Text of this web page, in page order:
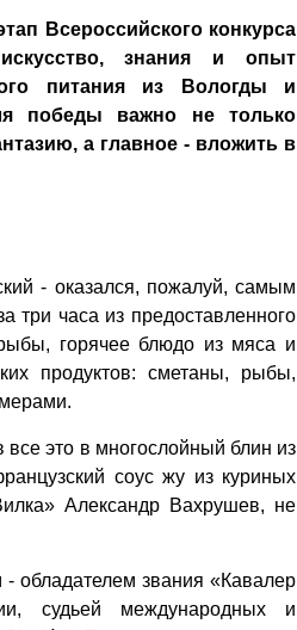
Всероссийского конкурса
знания и опыт
питания из Вологды и
победы важно не только
а главное - вложить в
- оказался, пожалуй, самым
три часа из предоставленного
рыбы, горячее блюдо из мяса и
продуктов: сметаны, рыбы,
это в многослойный блин из
соус жу из куриных
Александр Вахрушев, не
обладателем звания «Кавалер
судьей международных и